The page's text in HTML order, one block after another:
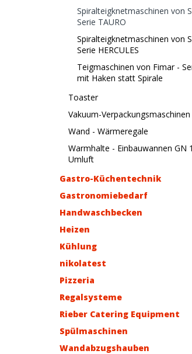
Spiralteigknetmaschinen von
Serie TAURO
Spiralteigknetmaschinen von
Serie HERCULES
Teigmaschinen von Fimar -
mit Haken statt Spirale
Toaster
Vakuum-Verpackungsmaschinen
Wand - Wärmeregale
Warmhalte - Einbauwannen GN
Umluft
Gastro-Küchentechnik
Gastronomiebedarf
Handwaschbecken
Heizen
Kühlung
nikolatest
Pizzeria
Regalsysteme
Rieber Catering Equipment
Spülmaschinen
Wandabzugshauben